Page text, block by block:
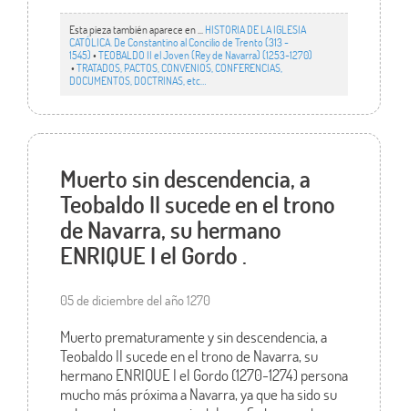
Esta pieza también aparece en ... HISTORIA DE LA IGLESIA
CATÓLICA. De Constantino al Concilio de Trento (313 -
1545)•TEOBALDO II el Joven (Rey de Navarra) (1253-1270)
•TRATADOS, PACTOS, CONVENIOS, CONFERENCIAS,
DOCUMENTOS, DOCTRINAS, etc…
Muerto sin descendencia, a
Teobaldo II sucede en el trono
de Navarra, su hermano
ENRIQUE I el Gordo .
05 de diciembre del año 1270
Muerto prematuramente y sin descendencia, a
Teobaldo II sucede en el trono de Navarra, su
hermano ENRIQUE I el Gordo (1270-1274) persona
mucho más próxima a Navarra, ya que ha sido su